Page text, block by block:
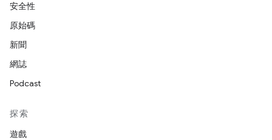
安全性
原始碼
新聞
網誌
Podcast
探索
遊戲